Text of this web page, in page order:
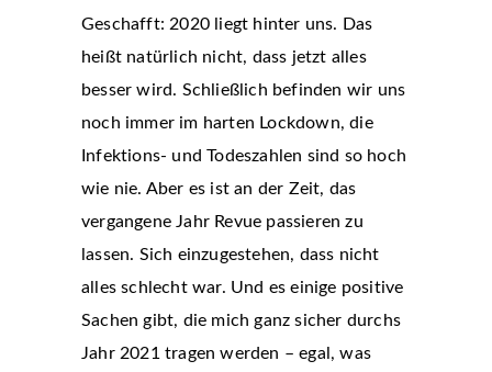
Geschafft: 2020 liegt hinter uns. Das
heißt natürlich nicht, dass jetzt alles
besser wird. Schließlich befinden wir uns
noch immer im harten Lockdown, die
Infektions- und Todeszahlen sind so hoch
wie nie. Aber es ist an der Zeit, das
vergangene Jahr Revue passieren zu
lassen. Sich einzugestehen, dass nicht
alles schlecht war. Und es einige positive
Sachen gibt, die mich ganz sicher durchs
Jahr 2021 tragen werden – egal, was